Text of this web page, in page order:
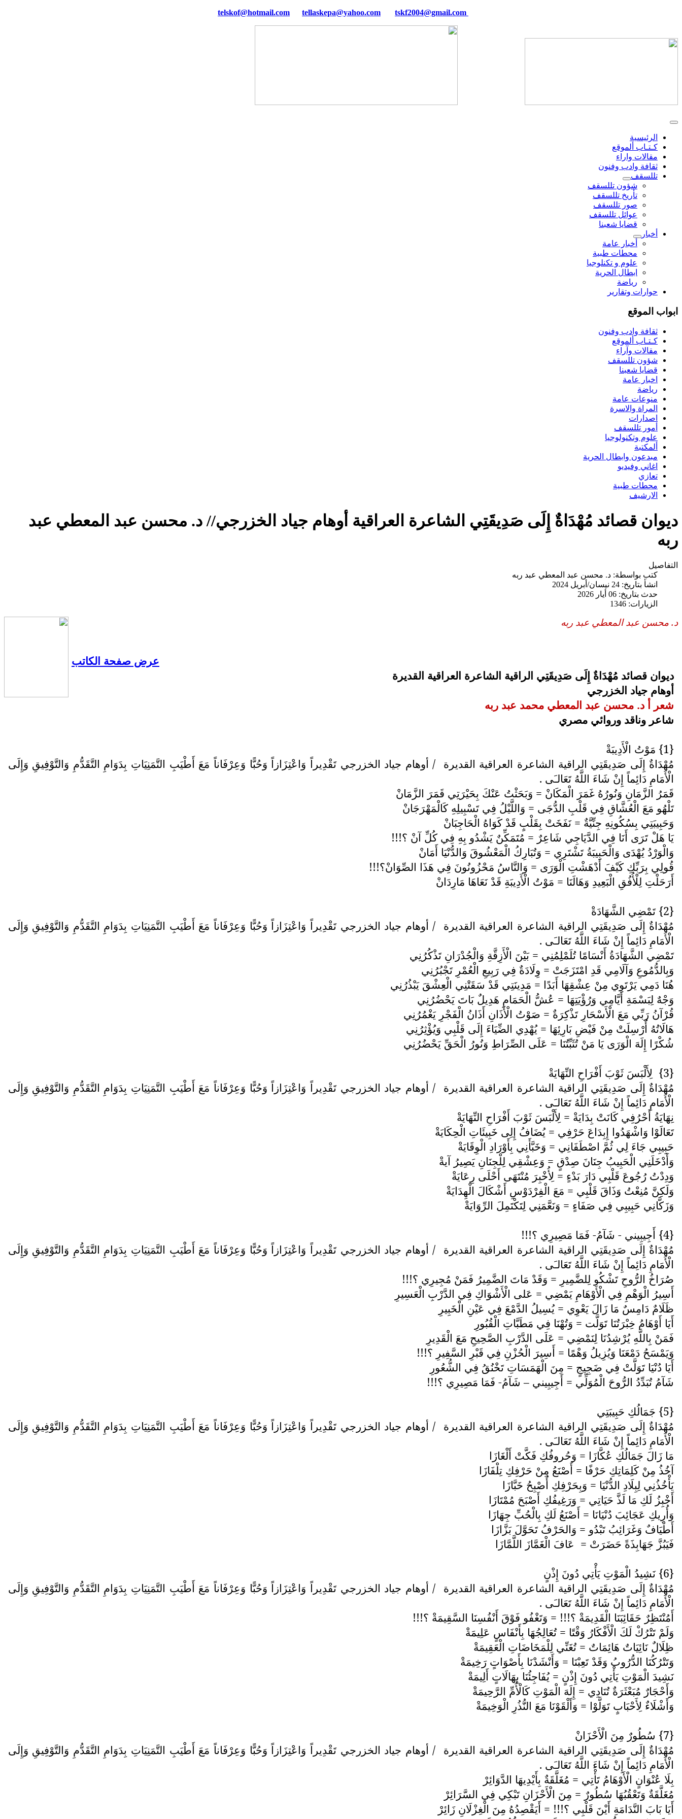
tellaskepa@yahoo.com tskf2004@gmail.com
الرئيسية
كـتـاب ألموقع
مقالات واراء
ثقافة وادب وفنون
تللسقف
شؤون تللسقف
تأريخ تللسقف
صور تللسقف
عوائل تللسقف
قضايا شعبنا
أخبار
أخبار عامة
محطات طبية
علوم و تکنلوجیا
ابطال الحرية
رياضة
حوارات وتقارير
ابواب الموقع
ثقافة وادب وفنون
كـتـاب ألموقع
مقالات وآراء
شؤون تللسقف
قضايا شعبنا
اخبار عامة
رياضة
منوعات عامة
المراة والاسرة
اصدارات
أمور تللسقف
علوم وتكنولوجيا
ألمكتبة
مبدعون وابطال الحرية
اغاني وفيديو
تعازي
محطات طبية
الارشيف
ديوان قصائد مُهْدَاةٌ إِلَى صَدِيقَتِي الشاعرة العراقية أوهام جياد الخزرجي// د. محسن عبد المعطي عبد
ربه
التفاصيل
كتب بواسطة: د. محسن عبد المعطي عبد ربه
انشأ بتاريخ: 24 نيسان/أبريل 2024
حدث بتاريخ: 06 أيار 2026
الزيارات: 1346
د. محسن عبد المعطي عبد ربه
عرض صفحة الكاتب
ديوان قصائد مُهْدَاةٌ إِلَى صَدِيقَتِي الراقية الشاعرة العراقية القديرة
أوهام جياد الخزرجي
شعر أ د. محسن عبد المعطي محمد عبد ربه
شاعر وناقد وروائي مصري
{1} مَوْتُ الْأَدِيبَةْ
مُهْدَاةٌ إِلَى صَدِيقَتِي الراقية الشاعرة العراقية القديرة / أوهام جياد الخزرجي تَقْدِيراً وَاعْتِزَازاً وَحُبًّا وَعِرْفَاناً مَعَ أَطْيَبِ التَّمَنِيَاتِ بِدَوَامِ التَّقَدُّمِ وَالتَّوْفِيقِ وَإِلَى
الْأَمَامِ دَائِماً إِنْ شَاءَ اللَّهُ تَعَالـَى .
قَمَرُ الزَّمَانِ وَنُورُهُ غَمَرَ الْمَكَانْ = وَبَحَثْتُ عَنْكَ بِحَيْرَتِي قَمَرَ الزَّمَانْ
تَلْهُو مَعَ الْعُشَّاقِ فِي قَلْبِ الدُّجَى = وَاللَّيْلُ فِي تَسْبِيلِهِ كَالْمَهْرَجَانْ
وَحَبِيبَتِي بِسُكُونِهِ جِنِّيَّةٌ = نَفَخَتْ بِقَلْبٍ قَدْ كَوَاهُ الْحَاجِبَانْ
يَا هَلْ تَرَى أَنَا فِي الدَّيَاجِي شَاعِرٌ = مُتَمَكِّنٌ يَشْدُو بِهِ فِي كُلِّ آنْ ؟!!!
وَالْوَرْدُ يُهْدَى وَالْحَبِيبَةُ تَشْتَرِي = وَتُبَارِكُ الْمَعْشُوقَ وَالدُّنْيَا أَمَانْ
قُولِي بِرَبِّكِ كَيْفَ أَدْهَشْتِ الْوَرَى = وَالنَّاسُ مَحْزُونُونَ فِي هَذَا الصِّوَانْ؟!!!
أَرَحَلْتِ لِلْأُفُقِ الْبَعِيدِ وَهَالَنَا = مَوْتُ الْأَدِيبَةِ قَدْ نَعَاهَا مَارِدَانْ
{2} تَمْضِي الشَّهَادَةْ
مُهْدَاةٌ إِلَى صَدِيقَتِي الراقية الشاعرة العراقية القديرة / أوهام جياد الخزرجي تَقْدِيراً وَاعْتِزَازاً وَحُبًّا وَعِرْفَاناً مَعَ أَطْيَبِ التَّمَنِيَاتِ بِدَوَامِ التَّقَدُّمِ وَالتَّوْفِيقِ وَإِلَى
الْأَمَامِ دَائِماً إِنْ شَاءَ اللَّهُ تَعَالـَى .
تَمْضِي الشَّهَادَةُ أَنْسَامًا تُلَمْلِمُنِي = بَيْنَ الْأَزِقَّةِ وَالْجُدْرَانِ تَذْكُرُنِي
وَبِالدُّمُوعِ وَآلَامِي قَدِ امْتَزَجَتْ = وِلَادَةٌ فِي رَبِيعِ الْعُمْرِ تَجْبُرُنِي
هُنَا دَمِي يَرْتَوِي مِنْ عِشْقِهَا أَبَدًا = مَدِينَتِي قَدْ سَقَتْنِي الْعِشْقَ يَبْذُرُنِي
وَجْهٌ لِبَسْمَةِ أَيَّامِي وَرُؤْيَتِهَا = عُشُّ الْحَمَامِ هَدِيلٌ بَاتَ يَحْضُرُنِي
قُرْآنُ رَبِّي مَعَ الْأَسْحَارِ تَذْكِرَةٌ = صَوْتُ الْأَذَانِ أَذَانُ الْفَجْرِ يَغْمُرُنِي
هَالَاتُهُ أُرْسِلَتْ مِنْ فَيْضِ بَارِئِهَا = يُهْدِي الضِّيَاءَ إِلَى قَلْبِي وَيُؤْثِرُنِي
شُكْرًا إِلَهَ الْوَرَى يَا مَنْ تُثَبِّتُنَا = عَلَى الصِّرَاطِ وَنُورُ الْحَقِّ يَحْضُرُنِي
{3}
لِأَلْبَسَ ثَوْبَ أَفْرَاحِ النِّهَايَةْ
مُهْدَاةٌ إِلَى صَدِيقَتِي الراقية الشاعرة العراقية القديرة / أوهام جياد الخزرجي تَقْدِيراً وَاعْتِزَازاً وَحُبًّا وَعِرْفَاناً مَعَ أَطْيَبِ التَّمَنِيَاتِ بِدَوَامِ التَّقَدُّمِ وَالتَّوْفِيقِ وَإِلَى
الْأَمَامِ دَائِماً إِنْ شَاءَ اللَّهُ تَعَالـَى .
نِهَايَةُ أَحْرُفِي كَانَتْ بِدَايَةْ = لِأَلْبَسَ ثَوْبَ أَفْرَاحِ النِّهَايَةْ
تَعَالَوْا وَاشْهَدُوا إِبِدَاعَ حَرْفِي = يُضَافُ إِلِى خَبِيئَاتِ الْحِكَايَةْ
حَبِيبِي جَاءَ لِي ثُمَّ اصْطَفَانِي = وَخَبَّأَنِي بِأَوْرَادِ الْوِقَايَةْ
وَأَدْخَلَنِي الْحَبِيبُ جِنَانَ صِدْقٍ = وَعِشْقِي لِلْجِنَانِ يَصِيرُ آيةْ
وَدِدْتُ رُجُوعَ قَلْبِي دَارَ بَدْءٍ = لِأُخْبِرَ مُنْتَهَى أَحْلَى رِعَايَةْ
وَلَكِنَّ مُنِعْتُ وَذَاقَ قَلْبِي = مَعَ الْفِرْدَوْسِ أَشْكَالَ الْهِدَايَةْ
وَزَكَّانِي حَبِيبِي فِي صَفَاءٍ = وَنَعَّمَنِي لِتَكْتَمِلَ الرِّوَايَةْ
{4} أَجِيبِيني - شَآمُ- فَمَا مَصِيرِي ؟!!!
مُهْدَاةٌ إِلَى صَدِيقَتِي الراقية الشاعرة العراقية القديرة / أوهام جياد الخزرجي تَقْدِيراً وَاعْتِزَازاً وَحُبًّا وَعِرْفَاناً مَعَ أَطْيَبِ التَّمَنِيَاتِ بِدَوَامِ التَّقَدُّمِ وَالتَّوْفِيقِ وَإِلَى
الْأَمَامِ دَائِماً إِنْ شَاءَ اللَّهُ تَعَالـَى .
صُرَاخُ الرُّوحِ تَشْكُو لِلضَّمِيرِ = وَقَدْ مَاتَ الضَّمِيرُ فَمَنْ مُجِيرِي ؟!!!
أَسِيرُ الْوَهْمِ فِي الْأَوْهَامِ يَمْضِي = عَلى الْأَشْوَاكِ فِي الدَّرْبِ الْعَسِيرِ
ظَلَامٌ دَامِسٌ مَا زَالَ يَعْوِي = يُسِيلُ الدَّمْعَ فِي عَيْنِ الْخَبِيرِ
أَيَا أَوْهَامُ خِبْرَتُنَا تَوَلَّت = وَتُهْنَا فِي مَطَبَّاتِ الْقُبُورِ
فَمَنْ بِاللَّهِ يُرْشِدُنَا لِنَمْضِي = عَلَى الدَّرْبِ الصَّحِيحِ مَعَ الْقَدِيرِ
وَيَمْسَحُ دَمْعَنَا وَيُزِيلُ وَهْمًا = أَسِيرَ الْحُزْنِ فِي قَبْرِ السَّفِيرِ ؟!!!
أَيَا دُنْيَا تَوَلَّتْ فِي ضَجِيجٍ = مِنَ الْهَمَسَاتِ تَخْنُقُ فِي الشُّعُورِ
شَآمُ تُبَدِّدُ الرُّوحَ الْمُوَلِّي = أَجِيبِيني – شَآمُ- فَمَا مَصِيرِي ؟!!!
{5} جَمَالُكِ حَبِيبَتِي
مُهْدَاةٌ إِلَى صَدِيقَتِي الراقية الشاعرة العراقية القديرة / أوهام جياد الخزرجي تَقْدِيراً وَاعْتِزَازاً وَحُبًّا وَعِرْفَاناً مَعَ أَطْيَبِ التَّمَنِيَاتِ بِدَوَامِ التَّقَدُّمِ وَالتَّوْفِيقِ وَإِلَى
الْأَمَامِ دَائِماً إِنْ شَاءَ اللَّهُ تَعَالـَى .
مَا زَالَ جَمَالُكِ عُكَّازَا = وَحُروفُكِ فَكَّتْ أَلْغَازَا
آخُذُ مِنْ كَلِمَاتِكِ حَرْفًا = أَصْنَعُ مِنْ حَرْفِكِ تِلْفَازَا
يَأْخُذُنِي لِبِلَادِ الدُّنْيَا = وَبِحَرْفِكِ أُصْبِحُ خَبَّازَا
أَخْبِزُ لَكِ مَا لَذَّ حَيَاتِي = وَرَغِيفُكِ أَصْبَحَ مُمْتَازَا
وَأُرِيكِ عَجَائِبَ دُنْيَانَا = أَصْنَعُ لَكِ بِالْحُبِّ جِهَازَا
أَطْيَافٌ وَغَرَائِبُ تَبْدُو = وَالحَرْفُ تَحَوَّلَ بَزَّازَا
فَيَبُزَّ جَهَابِذَةً حَضَرَتْ = عَافَ الْغَمَّازَ اللَّمَّازَا
{6} نَشِيدُ الْمَوْتِ يَأْتِي دُونَ إِذْنٍ
مُهْدَاةٌ إِلَى صَدِيقَتِي الراقية الشاعرة العراقية القديرة / أوهام جياد الخزرجي تَقْدِيراً وَاعْتِزَازاً وَحُبًّا وَعِرْفَاناً مَعَ أَطْيَبِ التَّمَنِيَاتِ بِدَوَامِ التَّقَدُّمِ وَالتَّوْفِيقِ وَإِلَى
الْأَمَامِ دَائِماً إِنْ شَاءَ اللَّهُ تَعَالـَى .
أَمُنْتَظِرٌ حَقَائِبَنَا الْقَدِيمَةْ ؟!!! = وَتَغْفُو فَوْقَ أَنْفُسِنَا السَّقِيمَةْ ؟!!!
وَلَمْ تَتْرُكْ لَكَ الْأَفْكَارُ وَقْتًا = تُعَالِجُهَا بِأَنْفَاسٍ عَلِيمَةْ
ظِلَالٌ نَائِيَاتٌ هَائِمَاتٌ = تُغَنِّي لِلْمَخَاضَاتِ الْعَقِيمَةْ
وَتَتْرُكُنَا الدُّرُوبُ وَقَدْ تَعِبْنَا = وَأَنْشَدْنَا بِأَصْوَاتٍ رَخِيمَةْ
نَشِيدَ الْمَوْتِ يَأْتِي دُونَ إِذْنٍ = يُفَاجِئُنَا بِهَالَاتٍ أَلِيمَةْ
وَأَحْجَارٌ مُبَعْثَرَةٌ تُنَادِي = إِلَهَ الْمَوْتِ كَالْأُمِّ الرَّحِيمَةْ
وَأَشْلَاءٌ لِأَحْبَابٍ تَوَلَّوْا = وَأَلْقَوْنَا مَعَ النُّذُرِ الْوَخِيمَةْ
{7} سُطُورٌ مِنَ الْأَحْزَانْ
مُهْدَاةٌ إِلَى صَدِيقَتِي الراقية الشاعرة العراقية القديرة / أوهام جياد الخزرجي تَقْدِيراً وَاعْتِزَازاً وَحُبًّا وَعِرْفَاناً مَعَ أَطْيَبِ التَّمَنِيَاتِ بِدَوَامِ التَّقَدُّمِ وَالتَّوْفِيقِ وَإِلَى
الْأَمَامِ دَائِماً إِنْ شَاءَ اللَّهُ تَعَالـَى .
بِلَا عُنْوَانٍ الْأَوْهَامُ تَأْتِي = مُغَلَّقَةٌ بِأَيْدِيهَا الدَّوَائِرْ
مُغَلَّقَةٌ وَتَعْقُبُهَا سُطُورٌ = مِنَ الْأَحْزَانِ تَبْكِي فِي السَّرَائِرْ
أَيَا بَابَ النَّدَامَةِ أَيْنَ قَلْبِي ؟!!! = أَيَقْصِدُهُ مِنَ الْغِزْلَانِ زَائِرْ